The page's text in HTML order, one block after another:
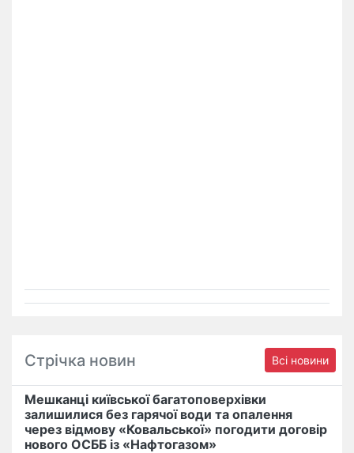
Стрічка новин Всі новини
Мешканці київської багатоповерхівки
залишилися без гарячої води та опалення
через відмову «Ковальської» погодити договір
нового ОСББ із «Нафтогазом»